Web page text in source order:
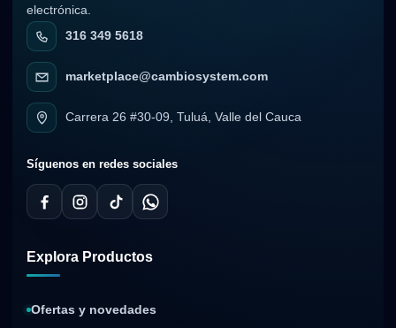
electrónica.
316 349 5618
marketplace@cambiosystem.com
Carrera 26 #30-09, Tuluá, Valle del Cauca
Síguenos en redes sociales
Explora Productos
Ofertas y novedades